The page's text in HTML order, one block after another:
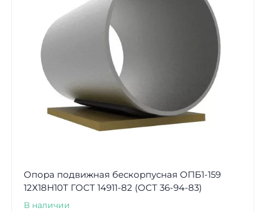
Опора подвижная бескорпусная ОПБ1-159
12Х18Н10Т ГОСТ 14911-82 (ОСТ 36-94-83)
В наличии